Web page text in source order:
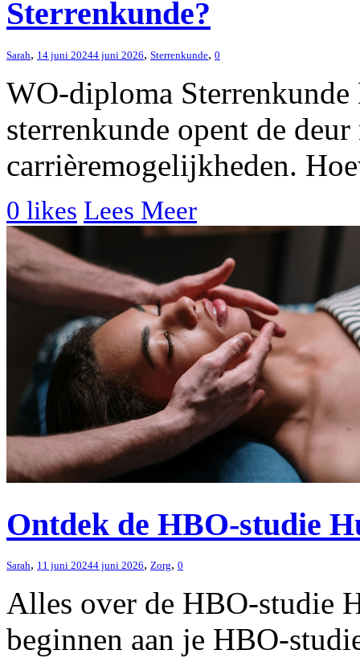
Sterrenkunde?
Sarah, 14 juni 20244 juni 2026, Sterrenkunde, 0
WO-diploma
sterrenkunde opent de deur
carrièremogelijkheden.
0 likes Lees Meer
Ontdek de HBO-studie
Sarah, 11 juni 20244 juni 2026, Zorg, 0
Alles over de HBO-studie
beginnen aan je HBO-